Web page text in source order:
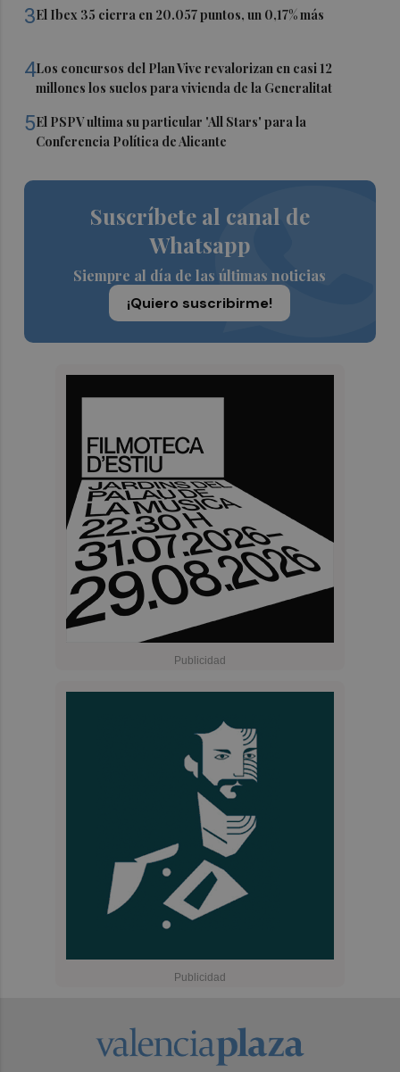
3El Ibex 35 cierra en 20.057 puntos, un 0,17% más
4Los concursos del Plan Vive revalorizan en casi 12
millones los suelos para vivienda de la Generalitat
5El PSPV ultima su particular 'All Stars' para la
Conferencia Política de Alicante
Suscríbete al canal de
Whatsapp
Siempre al día de las últimas noticias
¡Quiero suscribirme!